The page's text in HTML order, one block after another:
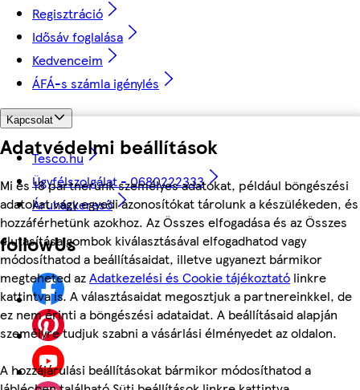
Adatvédelmi beállítások
Mi és 18 partnerünk személyes adatokat, például böngészési
adatokat vagy egyedi azonosítókat tárolunk a készülékeden, és
hozzáférhetünk azokhoz. Az Összes elfogadása és az Összes
elutasítása gombok kiválasztásával elfogadhatod vagy
módosíthatod a beállításaidat, illetve ugyanezt bármikor
megteheted azAdatkezelési és Cookie tájékoztató linkre
kattintva is. A választásaidat megosztjuk a partnereinkkel, de
ez nem érinti a böngészési adataidat. A beállításaid alapján
személyre tudjuk szabni a vásárlási élményedet az oldalon.
A hozzájárulási beállításokat bármikor módosíthatod a
Regisztráció
Idősáv foglalása
Kedvenceim
ÁFÁ-s számla igénylés
Kapcsolat
Tesco.hu
Ügyfélszolgálat - 0680222333
Áruházkereső
followUs